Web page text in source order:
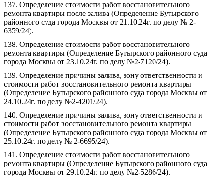
137. Определение стоимости работ восстановительного
ремонта квартиры после залива (Определение Бутырского
районного суда города Москвы от 21.10.24г. по делу № 2-
6359/24).
138. Определение стоимости работ восстановительного
ремонта квартиры (Определение Бутырского районного суда
города Москвы от 23.10.24г. по делу №2-7120/24).
139. Определение причины залива, зону ответственности и
стоимости работ восстановительного ремонта квартиры
(Определение Бутырского районного суда города Москвы от
24.10.24г. по делу №2-4201/24).
140. Определение причины залива, зону ответственности и
стоимости работ восстановительного ремонта квартиры
(Определение Бутырского районного суда города Москвы от
25.10.24г. по делу № 2-6695/24).
141. Определение стоимости работ восстановительного
ремонта квартиры (Определение Бутырского районного суда
города Москвы от 29.10.24г. по делу №2-5286/24).